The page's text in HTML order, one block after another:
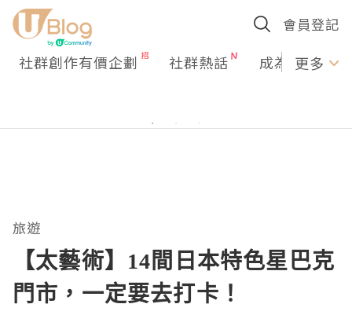
會員登記
社群創作有價企劃 社群熱話 成為U更多
旅遊
【太藝術】14間日本特色星巴克
門市，一定要去打卡！